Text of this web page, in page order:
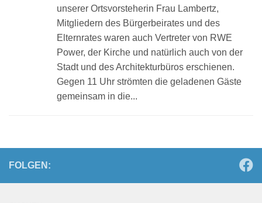
unserer Ortsvorsteherin Frau Lambertz,
Mitgliedern des Bürgerbeirates und des
Elternrates waren auch Vertreter von RWE
Power, der Kirche und natürlich auch von der
Stadt und des Architekturbüros erschienen.
Gegen 11 Uhr strömten die geladenen Gäste
gemeinsam in die...
FOLGEN: